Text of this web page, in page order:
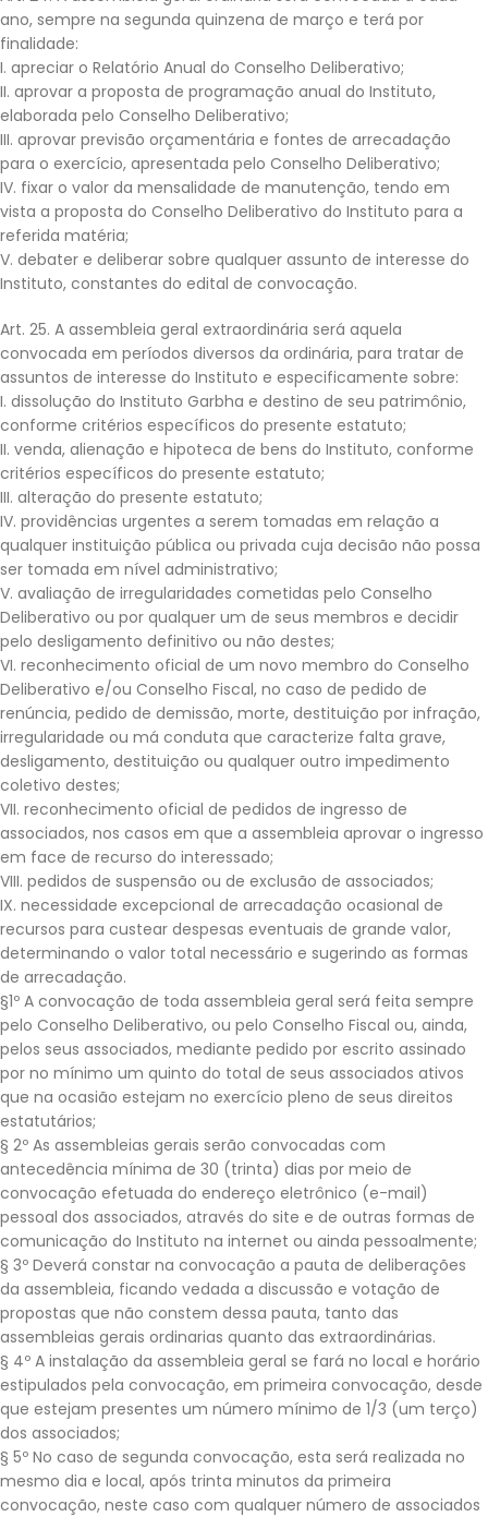
ano, sempre na segunda quinzena de março e terá por
finalidade:
I. apreciar o Relatório Anual do Conselho Deliberativo;
II. aprovar a proposta de programação anual do Instituto,
elaborada pelo Conselho Deliberativo;
III. aprovar previsão orçamentária e fontes de arrecadação
para o exercício, apresentada pelo Conselho Deliberativo;
IV. fixar o valor da mensalidade de manutenção, tendo em
vista a proposta do Conselho Deliberativo do Instituto para a
referida matéria;
V. debater e deliberar sobre qualquer assunto de interesse do
Instituto, constantes do edital de convocação.
Art. 25. A assembleia geral extraordinária será aquela
convocada em períodos diversos da ordinária, para tratar de
assuntos de interesse do Instituto e especificamente sobre:
I. dissolução do Instituto Garbha e destino de seu patrimônio,
conforme critérios específicos do presente estatuto;
II. venda, alienação e hipoteca de bens do Instituto, conforme
critérios específicos do presente estatuto;
III. alteração do presente estatuto;
IV. providências urgentes a serem tomadas em relação a
qualquer instituição pública ou privada cuja decisão não possa
ser tomada em nível administrativo;
V. avaliação de irregularidades cometidas pelo Conselho
Deliberativo ou por qualquer um de seus membros e decidir
pelo desligamento definitivo ou não destes;
VI. reconhecimento oficial de um novo membro do Conselho
Deliberativo e/ou Conselho Fiscal, no caso de pedido de
renúncia, pedido de demissão, morte, destituição por infração,
irregularidade ou má conduta que caracterize falta grave,
desligamento, destituição ou qualquer outro impedimento
coletivo destes;
VII. reconhecimento oficial de pedidos de ingresso de
associados, nos casos em que a assembleia aprovar o ingresso
em face de recurso do interessado;
VIII. pedidos de suspensão ou de exclusão de associados;
IX. necessidade excepcional de arrecadação ocasional de
recursos para custear despesas eventuais de grande valor,
determinando o valor total necessário e sugerindo as formas
de arrecadação.
§1º A convocação de toda assembleia geral será feita sempre
pelo Conselho Deliberativo, ou pelo Conselho Fiscal ou, ainda,
pelos seus associados, mediante pedido por escrito assinado
por no mínimo um quinto do total de seus associados ativos
que na ocasião estejam no exercício pleno de seus direitos
estatutários;
§ 2º As assembleias gerais serão convocadas com
antecedência mínima de 30 (trinta) dias por meio de
convocação efetuada do endereço eletrônico (e-mail)
pessoal dos associados, através do site e de outras formas de
comunicação do Instituto na internet ou ainda pessoalmente;
§ 3º Deverá constar na convocação a pauta de deliberações
da assembleia, ficando vedada a discussão e votação de
propostas que não constem dessa pauta, tanto das
assembleias gerais ordinarias quanto das extraordinárias.
§ 4º A instalação da assembleia geral se fará no local e horário
estipulados pela convocação, em primeira convocação, desde
que estejam presentes um número mínimo de 1/3 (um terço)
dos associados;
§ 5º No caso de segunda convocação, esta será realizada no
mesmo dia e local, após trinta minutos da primeira
convocação, neste caso com qualquer número de associados